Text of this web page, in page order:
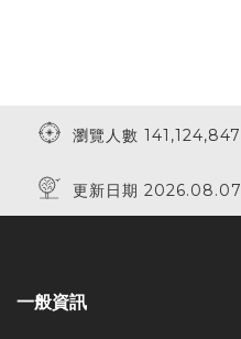
瀏覽人數 141,124,847
更新日期 2026.08.07
一般資訊